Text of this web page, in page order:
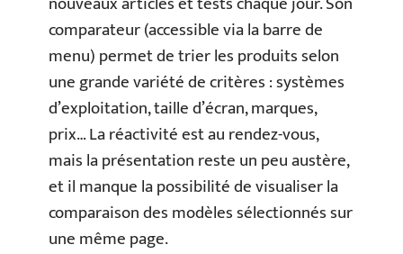
comparateur (accessible via la barre de
menu) permet de trier les produits selon
une grande variété de critères : systèmes
d’exploitation, taille d’écran, marques,
prix… La réactivité est au rendez-vous,
mais la présentation reste un peu austère,
et il manque la possibilité de visualiser la
comparaison des modèles sélectionnés sur
une même page.